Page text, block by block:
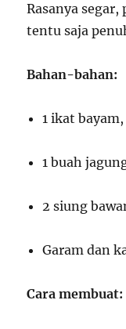
Rasanya
tentu saja
Bahan-bahan:
1 ikat
1 buah
2 siung
Garam dan
Cara membuat: